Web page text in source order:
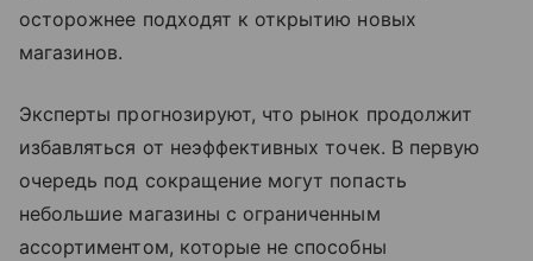
осторожнее подходят к открытию новых
магазинов.
Эксперты прогнозируют, что рынок продолжит
избавляться от неэффективных точек. В первую
очередь под сокращение могут попасть
небольшие магазины с ограниченным
ассортиментом, которые не способны